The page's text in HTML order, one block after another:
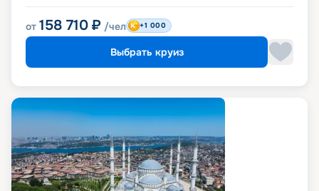
от 158 710 ₽ /чел +1 000
Выбрать круиз